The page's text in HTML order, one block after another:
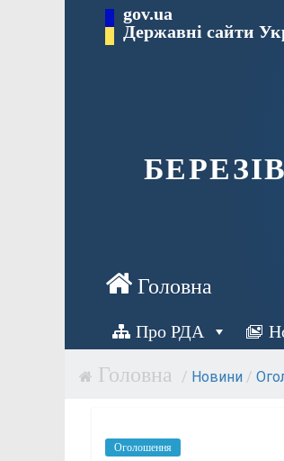
Перейти gov.ua
Державні сайти
Про РДА
/ Новини /
Оголошення